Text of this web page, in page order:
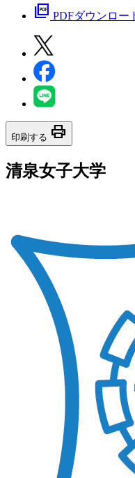
picture_as_pdf PDFダウンロー
印刷する print
清泉女子大学